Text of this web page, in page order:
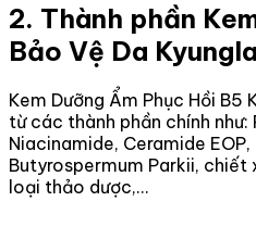
2. Thành phần
Bảo Vệ Da
Kem Dưỡng Ẩm Phục Hồi
từ các thành phần chính như:
Niacinamide, Ceramide EOP,
Butyrospermum Parkii, chiết
loại thảo dược,…